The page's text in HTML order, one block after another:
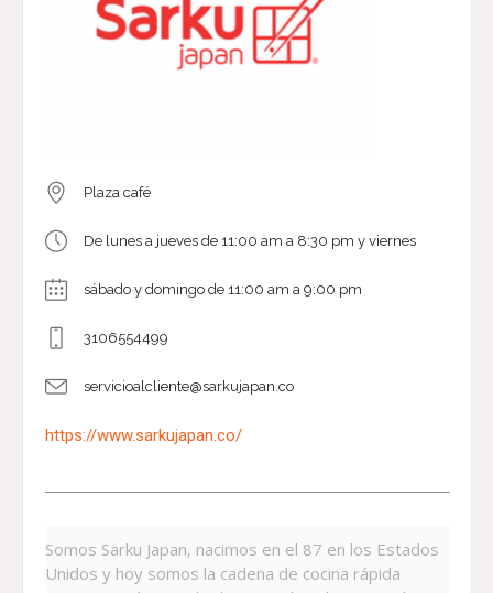
Plaza café
De lunes a jueves de 11:00 am a 8:30 pm y viernes
sábado y domingo de 11:00 am a 9:00 pm
3106554499
servicioalcliente@sarkujapan.co
https://www.sarkujapan.co/
Somos Sarku Japan, nacimos en el 87 en los Estados
Unidos y hoy somos la cadena de cocina rápida